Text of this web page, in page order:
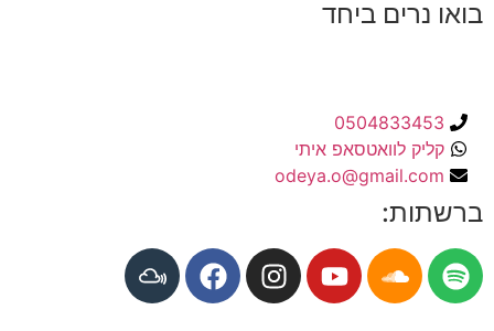
בואו נרים ביחד
0504833453
קליק לוואטסאפ איתי
odeya.o@gmail.com
ברשתות: